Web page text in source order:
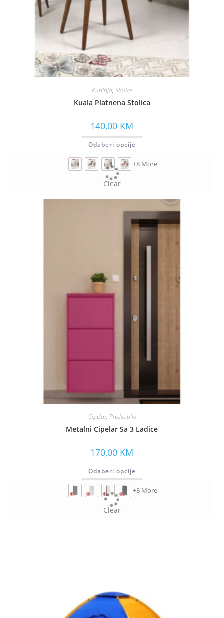
Kuhinja, Stolice
Kuala Platnena Stolica
140,00 KM
Odaberi opcije
+8 More
Clear
Cipelar, Predsoblje
Metalni Cipelar Sa 3 Ladice
170,00 KM
Odaberi opcije
+8 More
Clear